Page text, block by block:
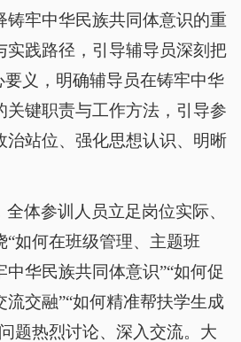
铸牢中华民族共同体意识的重
践路径， 引导辅导员深刻把
要义 ，明确辅导员在铸牢中华
关键职责与工作方法，引导参
治站位、强化思想认识、明晰
体参训人员立足岗位实际、
“如何在班级管理、主题班
华民族共同体意识”“如何促
交融”“如何精准帮扶学生成
题热烈讨论、深入交流。大